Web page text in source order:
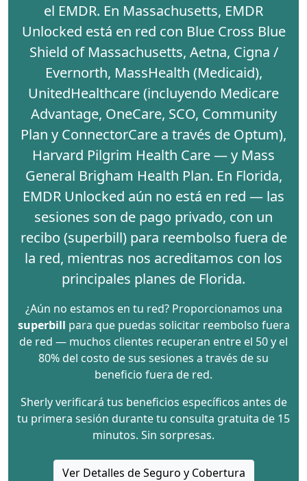
el EMDR. En Massachusetts, EMDR
Unlocked está en red con Blue Cross Blue
Shield of Massachusetts, Aetna, Cigna /
Evernorth, MassHealth (Medicaid),
UnitedHealthcare(incluyendo Medicare
Advantage, OneCare, SCO, Community
Plan y ConnectorCare a través de Optum),
Harvard Pilgrim Health Care— y Mass
General Brigham Health Plan. En Florida,
EMDR Unlocked aún no está en red — las
sesiones son de pago privado, con un
recibo (superbill)para reembolso fuera de
la red, mientras nos acreditamos con los
principales planes de Florida.
¿Aún no estamos en tu red? Proporcionamos una
superbill para que puedas solicitar reembolso fuera
de red — muchos clientes recuperan entre el 50 y el
80% del costo de sus sesiones a través de su
beneficio fuera de red.
Sherly verificará tus beneficios específicos antes de
tu primera sesión durante tu consulta gratuita de 15
minutos. Sin sorpresas.
Ver Detalles de Seguro y Cobertura